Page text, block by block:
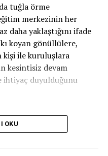
tuğla örme
merkezinin her
daha yaklaştığını ifade
koyan gönüllülere,
kişi ile kuruluşlara
kesintisiz devam
ihtiyaç duyulduğunu
çeşitli inşaat
önem taşıdığını
anlayışıyla bugünlere
OKU